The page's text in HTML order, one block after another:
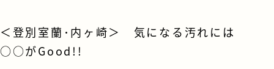
＜登別室蘭･内ヶ崎＞ 気になる汚れには
○○がGood!!